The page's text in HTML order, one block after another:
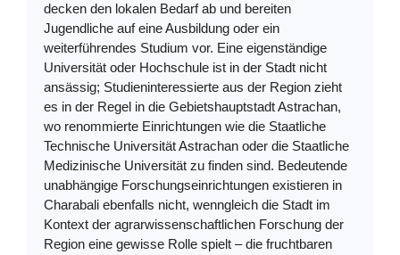
decken den lokalen Bedarf ab und bereiten
Jugendliche auf eine Ausbildung oder ein
weiterführendes Studium vor. Eine eigenständige
Universität oder Hochschule ist in der Stadt nicht
ansässig; Studieninteressierte aus der Region zieht
es in der Regel in die Gebietshauptstadt Astrachan,
wo renommierte Einrichtungen wie die Staatliche
Technische Universität Astrachan oder die Staatliche
Medizinische Universität zu finden sind. Bedeutende
unabhängige Forschungseinrichtungen existieren in
Charabali ebenfalls nicht, wenngleich die Stadt im
Kontext der agrarwissenschaftlichen Forschung der
Region eine gewisse Rolle spielt – die fruchtbaren